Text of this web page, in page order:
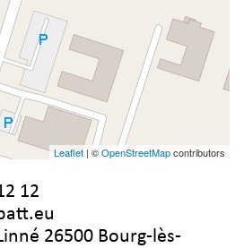
Leaflet | ©OpenStreetMapcontributors
12
26500 Bourg-lès-